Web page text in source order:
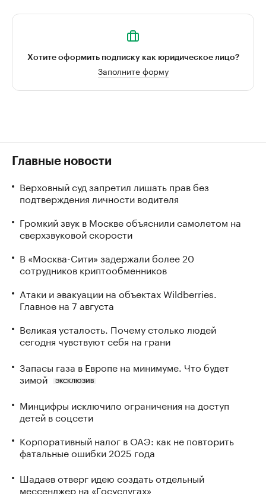
Хотите оформить подписку как юридическое лицо?
Заполните форму
Главные новости
Верховный суд запретил лишать прав без
подтверждения личности водителя
Громкий звук в Москве объяснили самолетом на
сверхзвуковой скорости
В «Москва-Сити» задержали более 20
сотрудников криптообменников
Атаки и эвакуации на объектах Wildberries.
Главное на 7 августа
Великая усталость. Почему столько людей
сегодня чувствуют себя на грани
Запасы газа в Европе на минимуме. Что будет
зимой
ЭКСКЛЮЗИВ
Минцифры исключило ограничения на доступ
детей в соцсети
Корпоративный налог в ОАЭ: как не повторить
фатальные ошибки 2025 года
Шадаев отверг идею создать отдельный
мессенджер на «Госуслугах»